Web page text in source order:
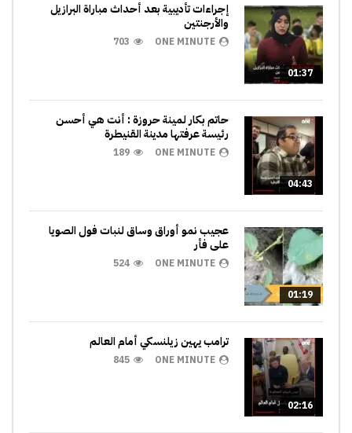
01:37
إجراءات تأديبية بعد أحداث مباراة البرازيل
والأرجنتين
ONE MINUTE
703
04:43
حاتم بكار لمينة حروزة : أنت هي أحسن
رئيسة عرفتها مدينة القنيطرة
ONE MINUTE
189
01:19
عجيب نمو أوراق وساق لنبات فول الصويا
على فأر
ONE MINUTE
524
02:16
ترامب يهين زيلنسكي أمام العالم
ONE MINUTE
845